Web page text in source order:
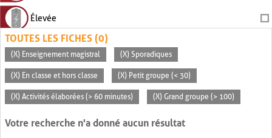
Élevée
TOUTES LES FICHES (0)
(X) Enseignement magistral (X) Sporadiques
(X) En classe et hors classe (X) Petit groupe (< 30)
(X) Activités élaborées (> 60 minutes) (X) Grand groupe (> 100)
Votre recherche n'a donné aucun résultat